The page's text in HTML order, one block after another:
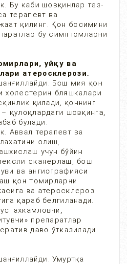
Бу каби шовқинлар тез-
терапевт ва
қилинг. Қон босимини
бу симптомларни
уйқу ва
атеросклерози.
Бош мия қон
холестерин бляшкалари
қилади, қоннинг
қулоқлардаги шовқинга,
булади.
Аввал терапевт ва
олиш,
учун бўйин
сканерлаш, бош
ва ангиографияси
қон томирларни
ва атеросклероз
қараб белгиланади.
препаратлар
даво ўтказилади.
Умуртқа